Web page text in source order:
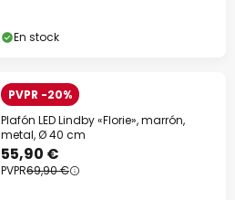
En stock
PVPR -20%
Plafón LED Lindby «Florie», marrón,
metal, Ø 40 cm
55,90 €
PVPR69,90 €